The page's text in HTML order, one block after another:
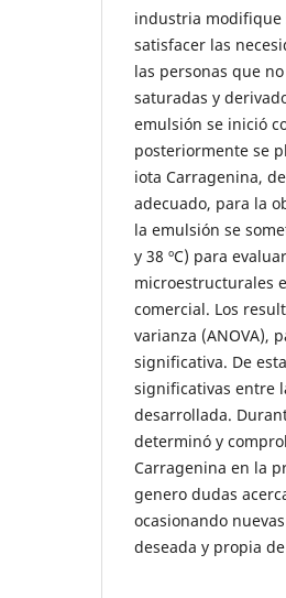
industria modifique
satisfacer las
las personas que
saturadas y
emulsión se inició
posteriormente se
iota Carragenina,
adecuado, para la
la emulsión se
y 38 ºC) para
microestructurales
comercial. Los
varianza (ANOVA),
significativa. De
significativas entre
desarrollada.
determinó y
Carragenina en la
genero dudas
ocasionando
deseada y propia